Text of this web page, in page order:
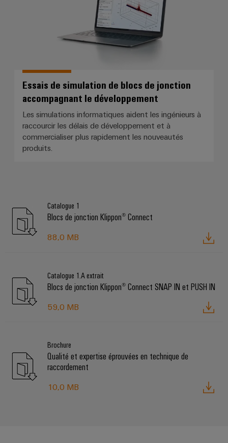
Essais de simulation de blocs de jonction
accompagnant le développement
Les simulations informatiques aident les ingénieurs à
raccourcir les délais de développement et à
commercialiser plus rapidement les nouveautés
produits.
Catalogue 1
Blocs de jonction Klippon® Connect
88,0 MB
Catalogue 1.A extrait
Blocs de jonction Klippon® Connect SNAP IN et PUSH IN
59,0 MB
Brochure
Qualité et expertise éprouvées en technique de
raccordement
10,0 MB